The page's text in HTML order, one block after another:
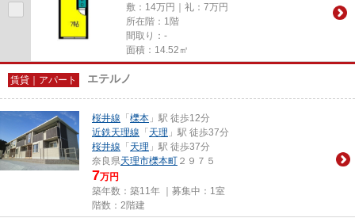
敷：14万円｜礼：7万円
所在階：1階
間取り：-
面積：14.52㎡
賃貸｜アパート エテルノ
桜井線 「 櫟本 」駅 徒歩12分
近鉄天理線 「 天理 」駅 徒歩37分
桜井線 「 天理 」駅 徒歩37分
奈良県天理市櫟本町 ２９７５
7万円
築年数：築11年 ｜募集中： 1室
階数：2階建